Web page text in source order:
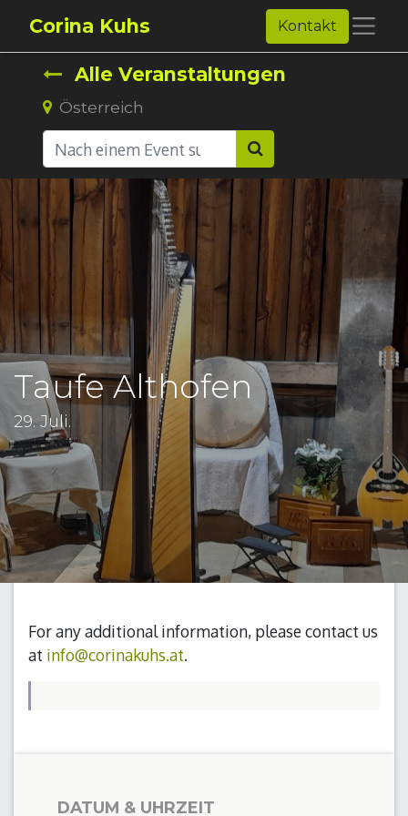
Corina Kuhs Kontakt
Alle Veranstaltungen
Österreich
Taufe Althofen
29. Juli.
For any additional information, please contact us
at info@corinakuhs.at.
DATUM & UHRZEIT